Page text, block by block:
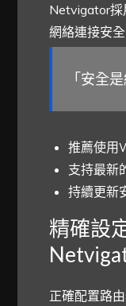
Netvigator採
網絡連接安全
「安全
推薦使用
支持最新
持續更新
精確設
正確配置路